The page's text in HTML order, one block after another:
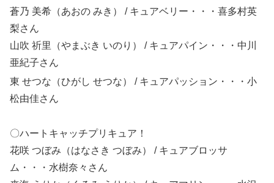
蒼乃 美希（あおの みき） / キュアベリー・・・喜多村英
梨さん
山吹 祈里（やまぶき いのり） / キュアパイン・・・中川
亜紀子さん
東 せつな（ひがし せつな）
/ キュアパッション・・・小
松由佳さん
〇ハートキャッチプリキュア！
花咲 つぼみ（はなさき つぼみ） / キュアブロッサ
ム・・・水樹奈々 さん